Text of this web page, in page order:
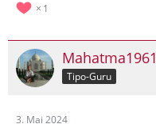
1
Mahatma1961
Tipo-Guru
3. Mai 2024